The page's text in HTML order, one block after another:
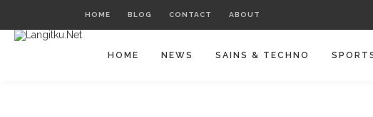
HOME BLOG CONTACT ABOUT
HOME NEWS SAINS & TECHNO